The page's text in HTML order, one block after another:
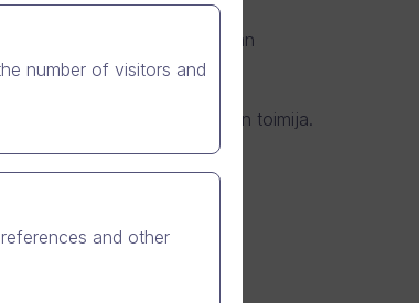
perehdytykseen ja strategian
toiseksi suurin toimija.
on lähes 200.
number of visitors and
and other